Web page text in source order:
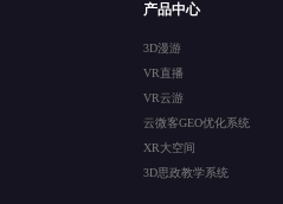
产品中心
3D漫游
VR直播
VR云游
云微客GEO优化系统
XR大空间
3D思政教学系统